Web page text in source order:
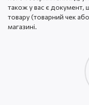
також у вас є документ,
товару (товарний чек
магазині.